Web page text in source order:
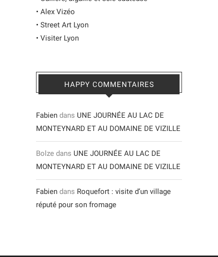
• Alex Vizéo
• Street Art Lyon
• Visiter Lyon
HAPPY COMMENTAIRES
Fabien dans UNE JOURNÉE AU LAC DE
MONTEYNARD ET AU DOMAINE DE VIZILLE
Bolze dans UNE JOURNÉE AU LAC DE
MONTEYNARD ET AU DOMAINE DE VIZILLE
Fabien dans Roquefort : visite d’un village
réputé pour son fromage